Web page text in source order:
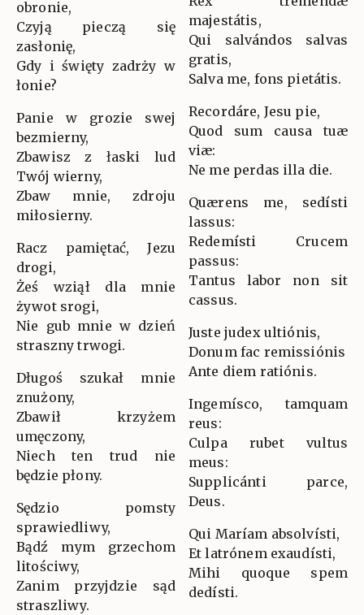
obronie,
Czyją pieczą się
zasłonię,
Gdy i święty zadrży w
łonie?
Panie w grozie swej
bezmierny,
Zbawisz z łaski lud
Twój wierny,
Zbaw mnie, zdroju
miłosierny.
Racz pamiętać, Jezu
drogi,
Żeś wziął dla mnie
żywot srogi,
Nie gub mnie w dzień
straszny trwogi.
Długoś szukał mnie
znużony,
Zbawił krzyżem
umęczony,
Niech ten trud nie
będzie płony.
Sędzio pomsty
sprawiedliwy,
Bądź mym grzechom
litościwy,
Zanim przyjdzie sąd
straszliwy.
majestátis,
Qui salvándos salvas
gratis,
Salva me, fons pietátis.
Recordáre, Jesu pie,
Quod sum causa tuæ
viæ:
Ne me perdas illa die.
Quærens me, sedísti
lassus:
Redemísti Crucem
passus:
Tantus labor non sit
cassus.
Juste judex ultiónis,
Donum fac remissiónis
Ante diem ratiónis.
Ingemísco, tamquam
reus:
Culpa rubet vultus
meus:
Supplicánti parce,
Deus.
Qui Maríam absolvísti,
Et latrónem exaudísti,
Mihi quoque spem
dedísti.